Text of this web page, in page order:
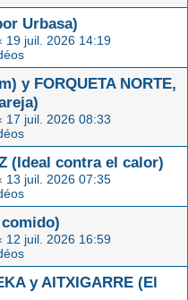
Urbasa)
19 juil. 2026 14:19
y FORQUETA NORTE,
17 juil. 2026 08:33
(Ideal contra el calor)
13 juil. 2026 07:35
comido)
12 juil. 2026 16:59
y AITXIGARRE (El